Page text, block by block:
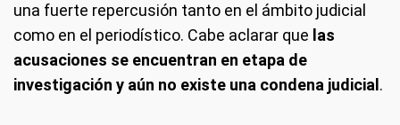
una fuerte repercusión tanto en el ámbito judicial
como en el periodístico. Cabe aclarar que las
acusaciones se encuentran en etapa de
investigación y aún no existe una condena judicial .